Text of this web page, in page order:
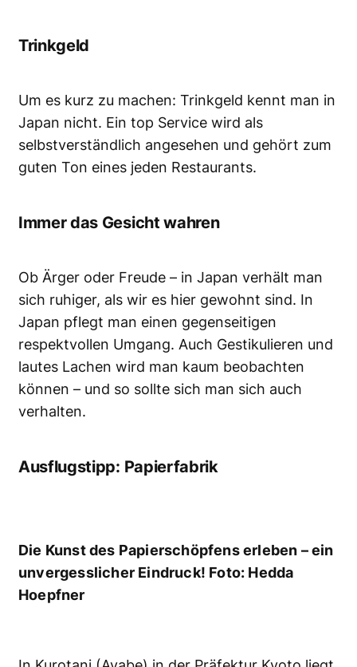
Trinkgeld
Um es kurz zu machen: Trinkgeld kennt man in
Japan nicht. Ein top Service wird als
selbstverständlich angesehen und gehört zum
guten Ton eines jeden Restaurants.
Immer das Gesicht wahren
Ob Ärger oder Freude – in Japan verhält man
sich ruhiger, als wir es hier gewohnt sind. In
Japan pflegt man einen gegenseitigen
respektvollen Umgang. Auch Gestikulieren und
lautes Lachen wird man kaum beobachten
können – und so sollte sich man sich auch
verhalten.
Ausflugstipp: Papierfabrik
Die Kunst des Papierschöpfens erleben – ein
unvergesslicher Eindruck! Foto: Hedda
Hoepfner